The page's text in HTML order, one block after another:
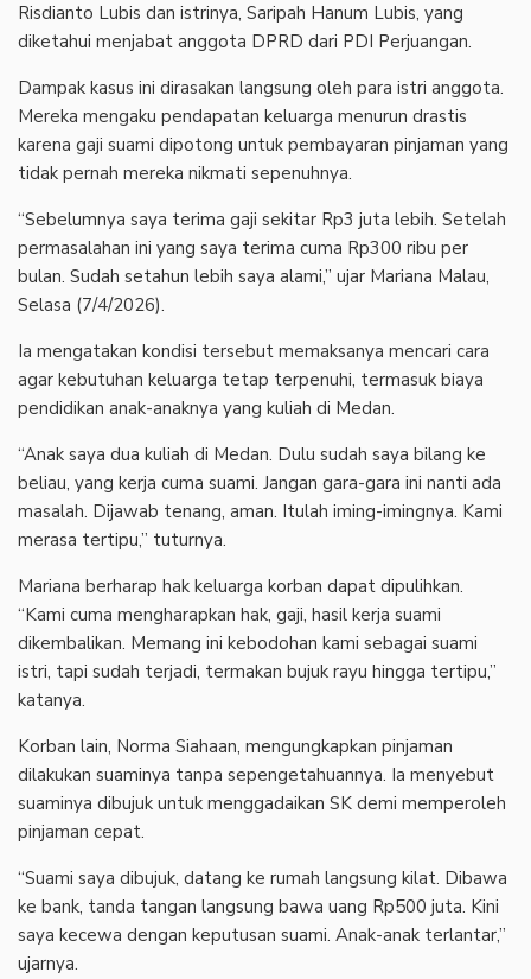
Risdianto Lubis dan istrinya, Saripah Hanum Lubis, yang
diketahui menjabat anggota DPRD dari PDI Perjuangan.
‎Dampak kasus ini dirasakan langsung oleh para istri anggota.
Mereka mengaku pendapatan keluarga menurun drastis
karena gaji suami dipotong untuk pembayaran pinjaman yang
tidak pernah mereka nikmati sepenuhnya.
‎“Sebelumnya saya terima gaji sekitar Rp3 juta lebih. Setelah
permasalahan ini yang saya terima cuma Rp300 ribu per
bulan. Sudah setahun lebih saya alami,” ujar Mariana Malau,
Selasa (7/4/2026).
‎Ia mengatakan kondisi tersebut memaksanya mencari cara
agar kebutuhan keluarga tetap terpenuhi, termasuk biaya
pendidikan anak-anaknya yang kuliah di Medan.
‎“Anak saya dua kuliah di Medan. Dulu sudah saya bilang ke
beliau, yang kerja cuma suami. Jangan gara-gara ini nanti ada
masalah. Dijawab tenang, aman. Itulah iming-imingnya. Kami
merasa tertipu,” tuturnya.
‎Mariana berharap hak keluarga korban dapat dipulihkan.
“Kami cuma mengharapkan hak, gaji, hasil kerja suami
dikembalikan. Memang ini kebodohan kami sebagai suami
istri, tapi sudah terjadi, termakan bujuk rayu hingga tertipu,”
katanya.
‎Korban lain, Norma Siahaan, mengungkapkan pinjaman
dilakukan suaminya tanpa sepengetahuannya. Ia menyebut
suaminya dibujuk untuk menggadaikan SK demi memperoleh
pinjaman cepat.
‎“Suami saya dibujuk, datang ke rumah langsung kilat. Dibawa
ke bank, tanda tangan langsung bawa uang Rp500 juta. Kini
saya kecewa dengan keputusan suami. Anak-anak terlantar,”
ujarnya.